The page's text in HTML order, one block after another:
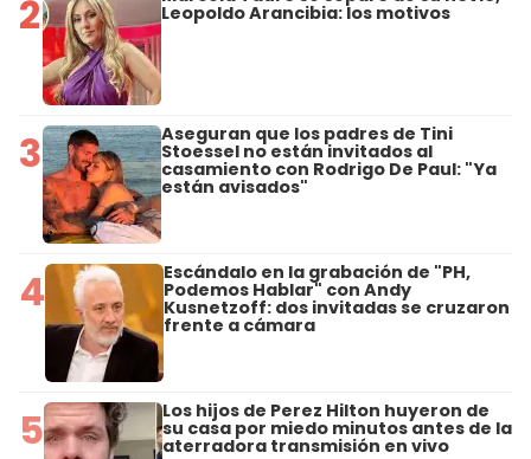
2 Leopoldo Arancibia: los motivos
3 Aseguran que los padres de Tini
Stoessel no están invitados al
casamiento con Rodrigo De Paul: "Ya
están avisados"
4 Escándalo en la grabación de "PH,
Podemos Hablar" con Andy
Kusnetzoff: dos invitadas se cruzaron
frente a cámara
5 Los hijos de Perez Hilton huyeron de
su casa por miedo minutos antes de la
aterradora transmisión en vivo